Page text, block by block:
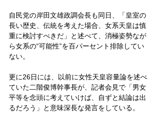
自民党の岸田文雄政調会長も同日、「皇室の
長い歴史、伝統を考えた場合、女系天皇は慎
重に検討すべきだ」と述べて、消極姿勢なが
ら女系の“可能性”を百パーセント排除してい
ない。
更に26日には、以前に女性天皇容量論を述べ
ていた二階俊博幹事長が、記者会見で「男女
平等を念頭に考えていけば、自ずと結論は出
るだろう」と意味深長な発言をしている。